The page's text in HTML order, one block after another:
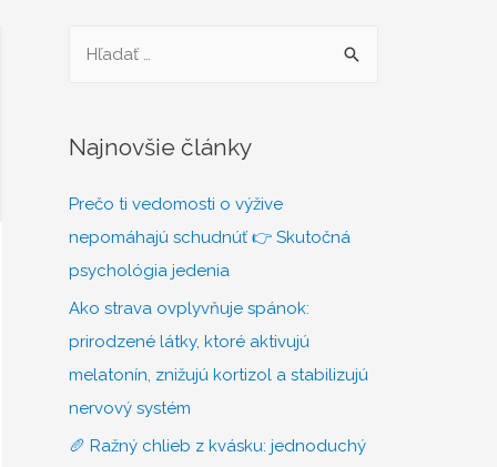
d
ť
:
Najnovšie články
Prečo ti vedomosti o výžive
nepomáhajú schudnúť 👉 Skutočná
psychológia jedenia
Ako strava ovplyvňuje spánok:
prirodzené látky, ktoré aktivujú
melatonín, znižujú kortizol a stabilizujú
nervový systém
🥖 Ražný chlieb z kvásku: jednoduchý